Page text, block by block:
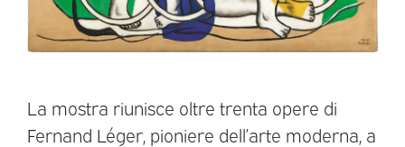
La mostra riunisce oltre trenta opere di
Fernand Léger, pioniere dell’arte moderna, a